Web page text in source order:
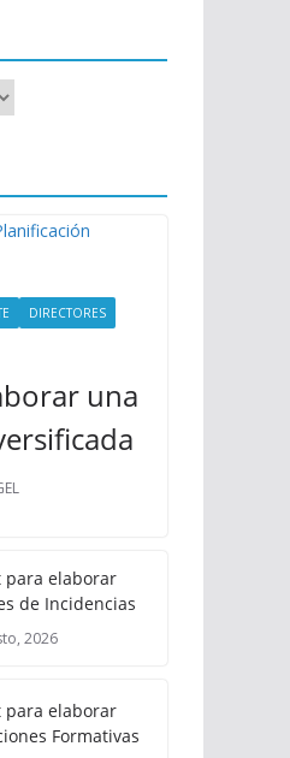
DIRECTORES
una
para elaborar
de Incidencias
2026
para elaborar
Formativas